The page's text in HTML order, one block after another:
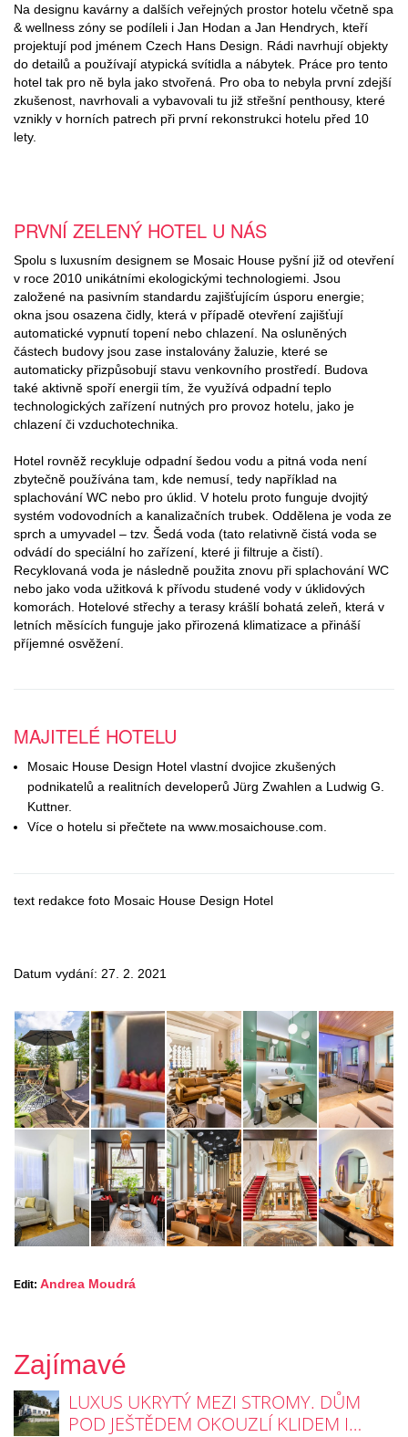
Na designu kavárny a dalších veřejných prostor hotelu včetně spa
& wellness zóny se podíleli i Jan Hodan a Jan Hendrych, kteří
projektují pod jménem Czech Hans Design. Rádi navrhují objekty
do detailů a používají atypická svítidla a nábytek. Práce pro tento
hotel tak pro ně byla jako stvořená. Pro oba to nebyla první zdejší
zkušenost, navrhovali a vybavovali tu již střešní penthousy, které
vznikly v horních patrech při první rekonstrukci hotelu před 10
lety.
PRVNÍ ZELENÝ HOTEL U NÁS
Spolu s luxusním designem se Mosaic House pyšní již od otevření
v roce 2010 unikátními ekologickými technologiemi. Jsou
založené na pasivním standardu zajišťujícím úsporu energie;
okna jsou osazena čidly, která v případě otevření zajišťují
automatické vypnutí topení nebo chlazení. Na osluněných
částech budovy jsou zase instalovány žaluzie, které se
automaticky přizpůsobují stavu venkovního prostředí. Budova
také aktivně spoří energii tím, že využívá odpadní teplo
technologických zařízení nutných pro provoz hotelu, jako je
chlazení či vzduchotechnika.
Hotel rovněž recykluje odpadní šedou vodu a pitná voda není
zbytečně používána tam, kde nemusí, tedy například na
splachování WC nebo pro úklid. V hotelu proto funguje dvojitý
systém vodovodních a kanalizačních trubek. Oddělena je voda ze
sprch a umyvadel – tzv. Šedá voda (tato relativně čistá voda se
odvádí do speciální ho zařízení, které ji filtruje a čistí).
Recyklovaná voda je následně použita znovu při splachování WC
nebo jako voda užitková k přívodu studené vody v úklidových
komorách. Hotelové střechy a terasy krášlí bohatá zeleň, která v
letních měsících funguje jako přirozená klimatizace a přináší
příjemné osvěžení.
MAJITELÉ HOTELU
Mosaic House Design Hotel vlastní dvojice zkušených
podnikatelů a realitních developerů Jürg Zwahlen a Ludwig G.
Kuttner.
Více o hotelu si přečtete na www.mosaichouse.com.
text redakce foto Mosaic House Design Hotel
Datum vydání: 27. 2. 2021
Edit: Andrea Moudrá
Zajímavé
LUXUS UKRYTÝ MEZI STROMY. DŮM
POD JEŠTĚDEM OKOUZLÍ KLIDEM I…